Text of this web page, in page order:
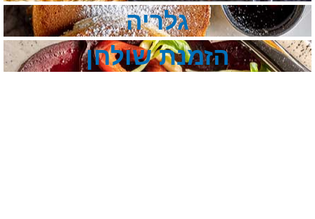
גלריה
הזמנת שולחן